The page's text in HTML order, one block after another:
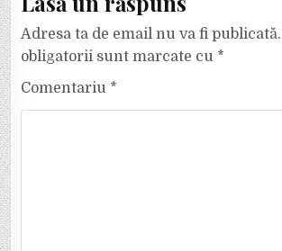
Adresa ta de email nu va fi publicată.
obligatorii sunt marcate cu *
Comentariu *